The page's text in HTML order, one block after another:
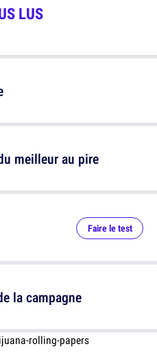
LUS
meilleur au pire
Faire le test
la campagne